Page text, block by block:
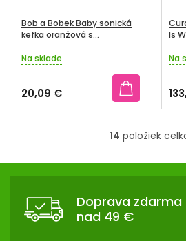
Bob a Bobek Baby sonická
kefka oranžová s
krabičke
Priemerné
produktu
je
3,3
Na sklade
20,09 €
Is
je
4,5
5
Na
O
v
l
d
14 položiek
Z
Doprava zdarma
nad 49 €